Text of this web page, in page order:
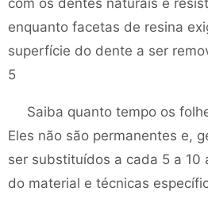
com os dentes naturais e
enquanto facetas de resina
superfície do dente a ser
5
Saiba quanto tempo os
Eles não são permanentes e,
ser substituídos a cada 5 a 10
do material e técnicas